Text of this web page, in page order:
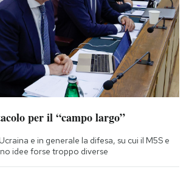
per il “campo largo”
e in generale la difesa, su cui il M5S e
idee forse troppo diverse